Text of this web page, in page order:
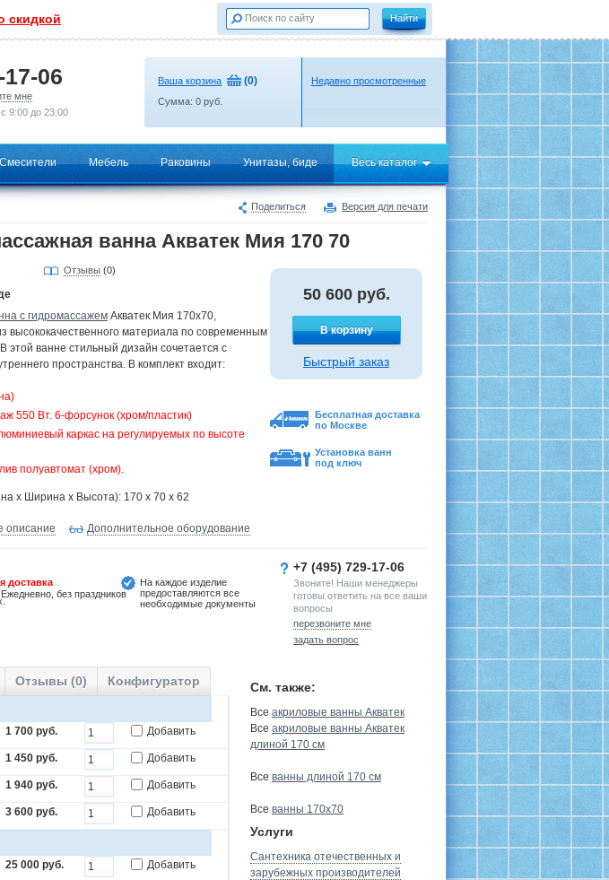
скидкой
17-06
мне
9:00 до 23:00
Ваша корзина (0)
Сумма: 0 руб.
Недавно просмотренные
Смесители Мебель Раковины Унитазы, биде Весь каталог
Поделиться Версия для печати
ванна Акватек Мия 170 70
Отзывы (0)
с гидромассажем Акватек Мия 170х70,
высококачественного материала по современным
этой ванне стильный дизайн сочетается с
пространства. В комплект входит:
550 Вт. 6-форсунок (хром/пластик)
каркас на регулируемых по высоте
полуавтомат (хром).
х Ширина х Высота): 170 x 70 x 62
50 600 руб.
В корзину
Быстрый заказ
Бесплатная доставка
по Москве
Установка ванн
под ключ
описание Дополнительное оборудование
доставка
без праздников
На каждое изделие
предоставляются все
необходимые документы
+7 (495) 729-17-06
Звоните! Наши менеджеры
готовы ответить на все ваши
вопросы
перезвоните мне
задать вопрос
Отзывы (0) Конфигуратор
1 700 руб. Добавить
1 450 руб. Добавить
1 940 руб. Добавить
3 600 руб. Добавить
25 000 руб. Добавить
См. также:
Все акриловые ванны Акватек
Все акриловые ванны Акватек
длиной 170 см
Все ванны длиной 170 см
Все ванны 170х70
Услуги
Сантехника отечественных и
зарубежных производителей